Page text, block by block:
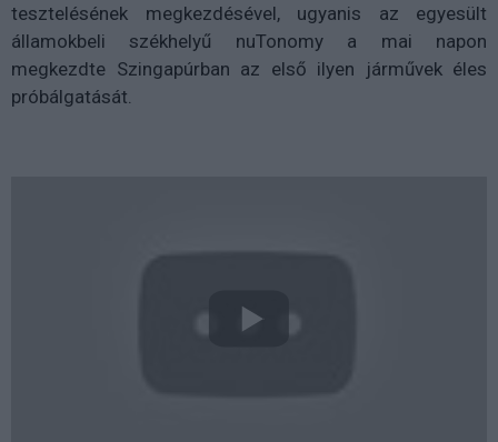
tesztelésének megkezdésével, ugyanis az egyesült
államokbeli székhelyű nuTonomy a mai napon
megkezdte Szingapúrban az első ilyen járművek éles
próbálgatását.